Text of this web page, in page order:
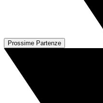
Prossime Partenze